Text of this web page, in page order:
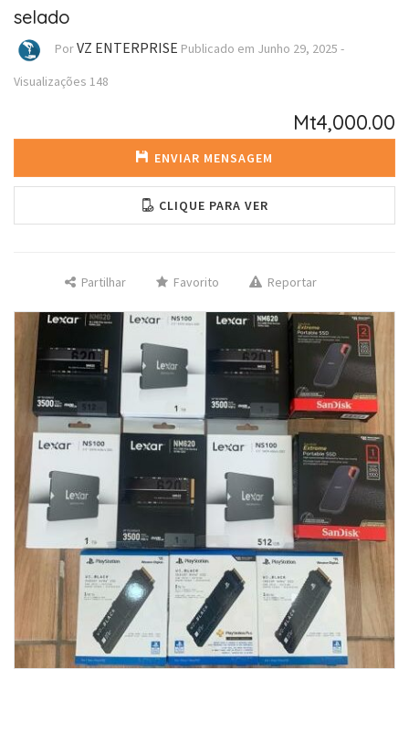
selado
PorVZ ENTERPRISE Publicado em Junho 29, 2025 -
Visualizações 148
Mt4,000.00
ENVIAR MENSAGEM
CLIQUE PARA VER
Partilhar Favorito Reportar